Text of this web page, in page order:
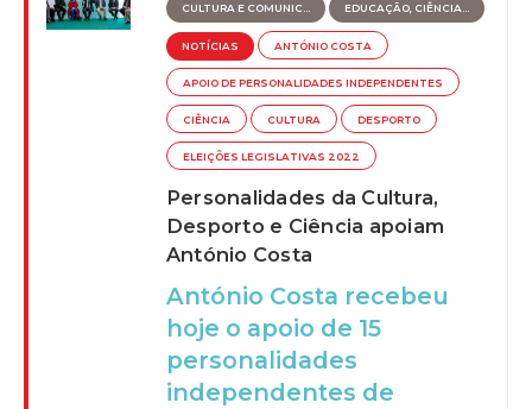
CULTURA E COMUNIC... EDUCAÇÃO, CIÊNCIA...
NOTÍCIAS ANTÓNIO COSTA
APOIO DE PERSONALIDADES INDEPENDENTES
CIÊNCIA CULTURA DESPORTO
ELEIÇÕES LEGISLATIVAS 2022
Personalidades da Cultura,
Desporto e Ciência apoiam
António Costa
António Costa recebeu
hoje o apoio de 15
personalidades
independentes de